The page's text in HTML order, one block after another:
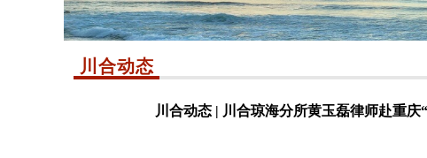
川合动态
川合动态 | 川合琼海分所黄玉磊律师赴重